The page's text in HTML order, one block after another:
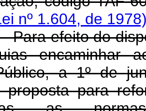
nº 1.604, de
- Para efeito do
encaminhar
a 1º de
proposta para